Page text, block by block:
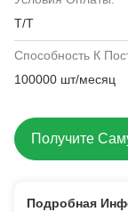
T/T
Способность К
100000 шт/месяц
Получите
Подробная